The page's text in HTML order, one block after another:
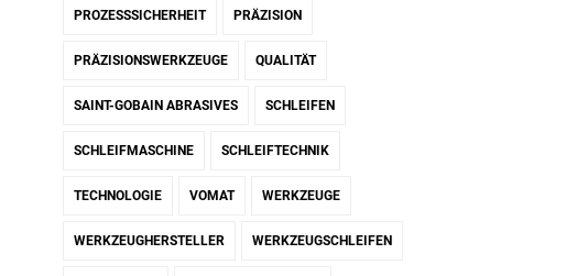
PROZESSSICHERHEIT PRÄZISION
PRÄZISIONSWERKZEUGE QUALITÄT
SAINT-GOBAIN ABRASIVES SCHLEIFEN
SCHLEIFMASCHINE SCHLEIFTECHNIK
TECHNOLOGIE VOMAT WERKZEUGE
WERKZEUGHERSTELLER WERKZEUGSCHLEIFEN